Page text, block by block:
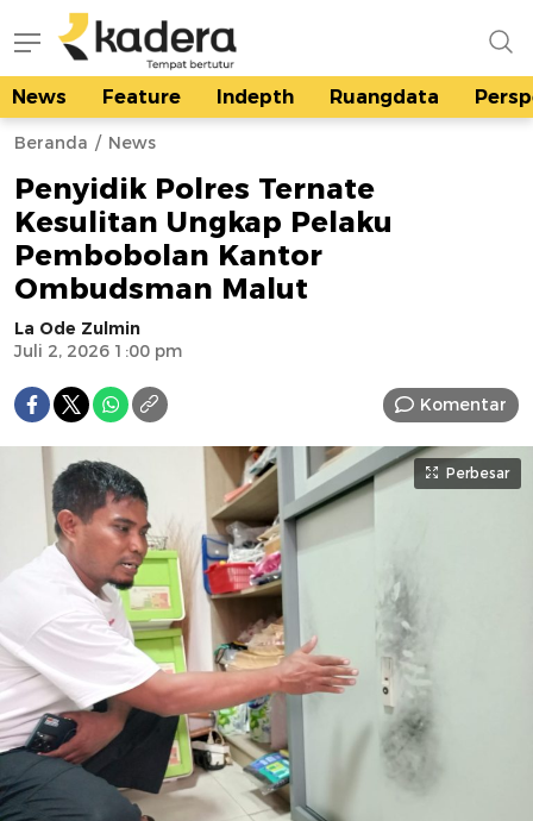
kadera.id
Tempat bertutur
News Feature Indepth Ruangdata
Beranda News
Penyidik Polres Ternate
Kesulitan Ungkap Pelaku
Pembobolan Kantor
Ombudsman Malut
La Ode Zulmin
Juli 2, 2026 1:00 pm
Komentar
Perbesar